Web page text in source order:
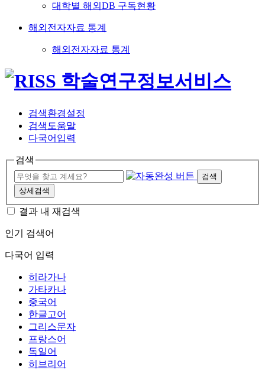
대학별 해외DB 구독현황
해외전자자료 통계
해외전자자료 통계
검색환경설정
검색도움말
다국어입력
검색
검색
상세검색
결과 내 재검색
인기 검색어
다국어 입력
히라가나
가타카나
중국어
한글고어
그리스문자
프랑스어
독일어
히브리어